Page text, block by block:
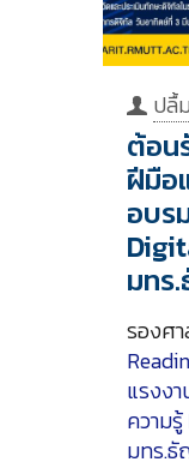
ปลื้
ต้อน
ฝีมือ
อบร
มทร
รองศา
แรงง
ความ
มทร.